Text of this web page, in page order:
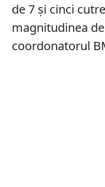
de 7 şi cinci
magnitudinea
coordonatorul